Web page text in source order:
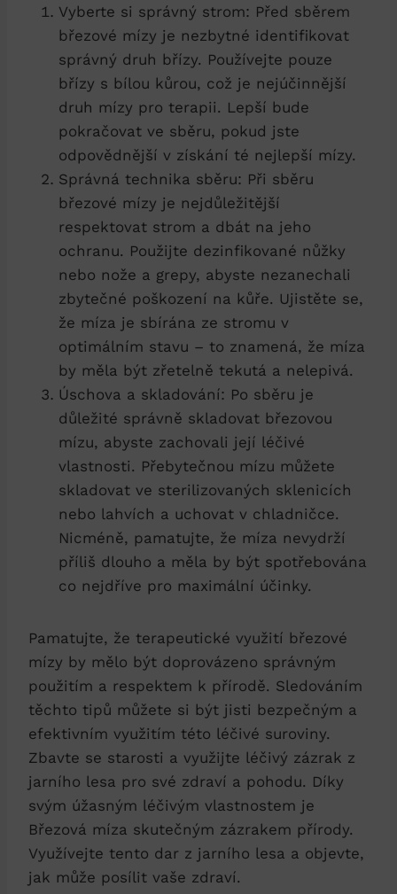
Vyberte si správný strom: Před sběrem
březové mízy je nezbytné identifikovat
správný druh břízy. Používejte pouze
břízy s bílou kůrou, což je nejúčinnější
druh mízy pro terapii. Lepší bude
pokračovat ve sběru, pokud jste
odpovědnější v získání té nejlepší mízy.
Správná technika sběru: Při sběru
březové mízy je nejdůležitější
respektovat strom a dbát na jeho
ochranu. Použijte dezinfikované nůžky
nebo nože a grepy, abyste nezanechali
zbytečné poškození na kůře. Ujistěte se,
že míza je sbírána ze stromu v
optimálním stavu – to znamená, že míza
by měla být zřetelně tekutá a nelepivá.
Úschova a skladování: Po sběru je
důležité správně skladovat březovou
mízu, abyste zachovali její léčivé
vlastnosti. Přebytečnou mízu můžete
skladovat ve sterilizovaných sklenicích
nebo lahvích a uchovat v chladničce.
Nicméně, pamatujte, že míza nevydrží
příliš dlouho a měla by být spotřebována
co nejdříve pro maximální účinky.
Pamatujte, že terapeutické využití březové
mízy by mělo být doprovázeno správným
použitím a respektem k přírodě. Sledováním
těchto tipů můžete si být jisti bezpečným a
efektivním využitím této léčivé suroviny.
Zbavte se starosti a využijte léčivý zázrak z
jarního lesa pro své zdraví a pohodu. Díky
svým úžasným léčivým vlastnostem je
Březová míza skutečným zázrakem přírody.
Využívejte tento dar z jarního lesa a objevte,
jak může posílit vaše zdraví.